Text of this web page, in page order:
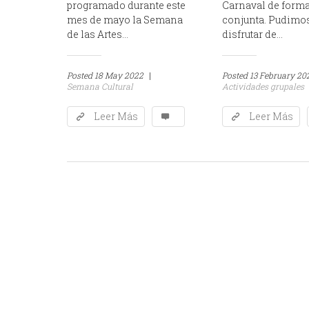
programado durante este
mes de mayo la Semana
de las Artes...
Posted 18 May 2022 |
Semana Cultural
Leer Más
Carnaval de
conjunta.
disfrutar de...
Posted 13 February
Actividades grupales
Leer Más